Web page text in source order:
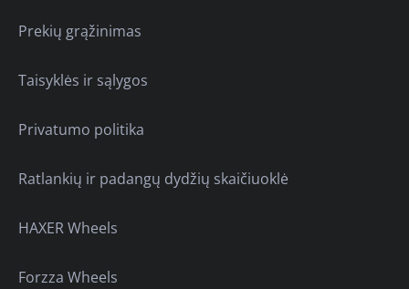
Prekių grąžinimas
Taisyklės ir sąlygos
Privatumo politika
Ratlankių ir padangų dydžių skaičiuoklė
HAXER Wheels
Forzza Wheels